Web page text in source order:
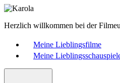
Herzlich willkommen bei der
Meine Lieblingsfilme
Meine